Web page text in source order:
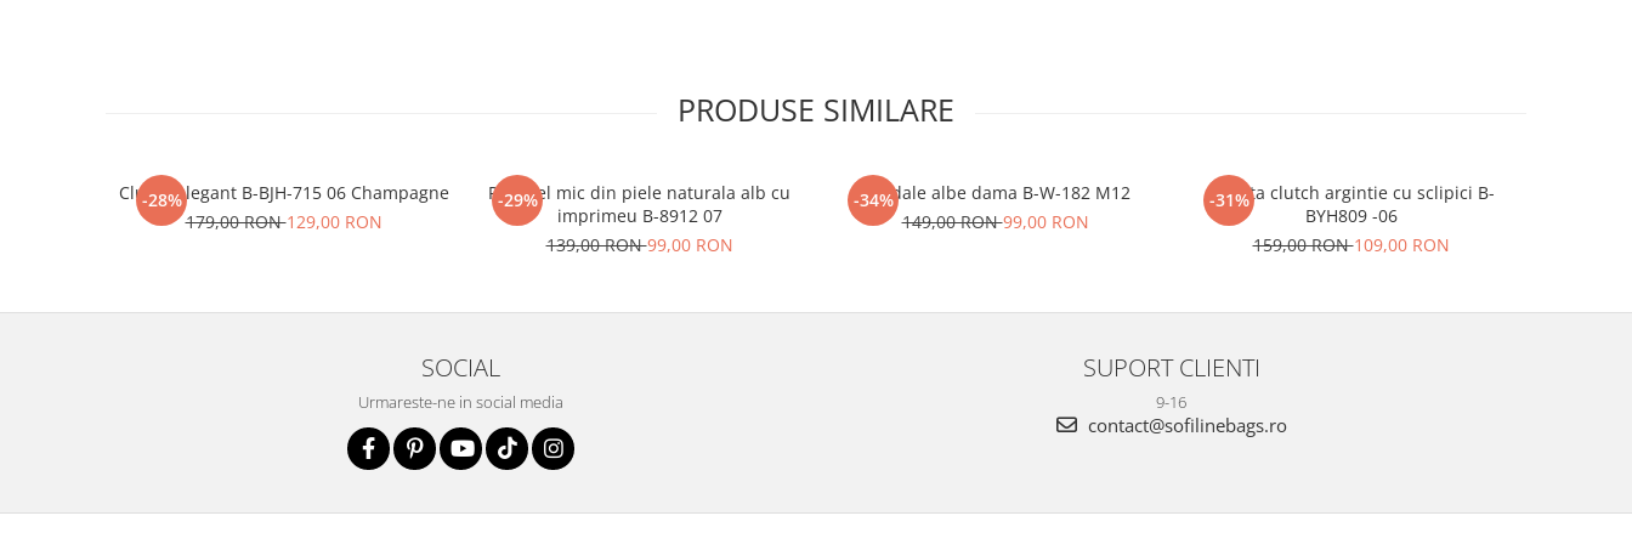
PRODUSE SIMILARE
-28%
Clutch elegant B-BJH-715 06 Champagne
179,00 RON129,00 RON
-29%
Portofel mic din piele naturala alb cu
imprimeu B-8912 07
139,00 RON99,00 RON
-34%
Sandale albe dama B-W-182 M12
149,00 RON99,00 RON
-31%
Geanta clutch argintie cu sclipici B-
BYH809 -06
159,00 RON109,00 RON
SOCIAL
Urmareste-ne in social media
SUPORT CLIENTI
9-16
contact@sofilinebags.ro